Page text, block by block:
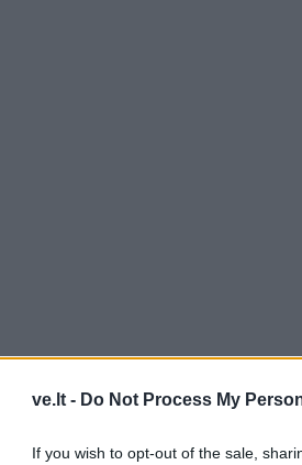
ve.lt - Do Not Process My
If you wish to opt-out of the sale,
rekordininką Stromą